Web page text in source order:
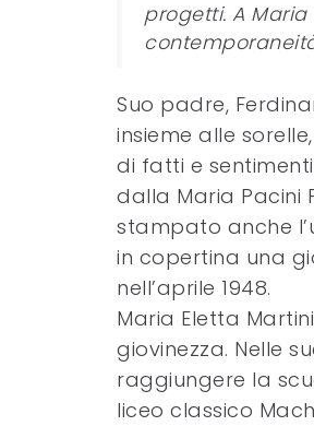
progetti. A
Suo padre,
insieme alle
di fatti e
dalla Maria Pacini
stampato anche
in copertina una
nell’aprile 1948.
Maria Eletta
giovinezza. Nelle
raggiungere la
liceo classico